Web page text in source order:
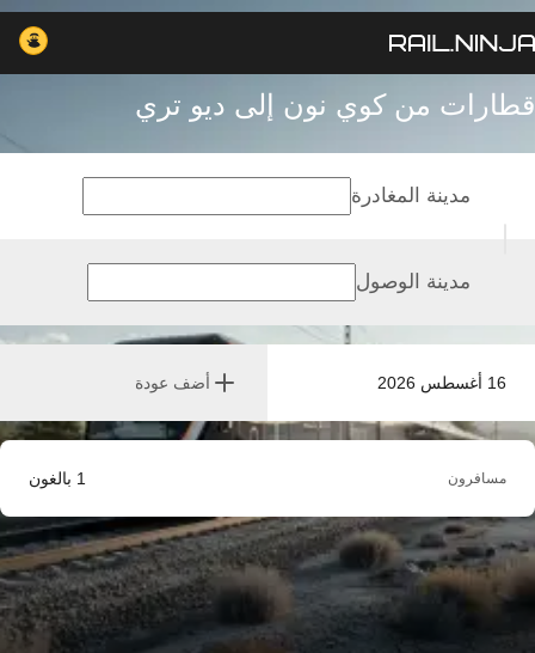
قطارات من كوي نون إلى ديو تري
16 أغسطس 2026 أضف عودة
مدينة المغادرة
مدينة الوصول
مسافرون 1 بالغون